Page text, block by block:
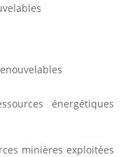
énergétiques
minières exploitées